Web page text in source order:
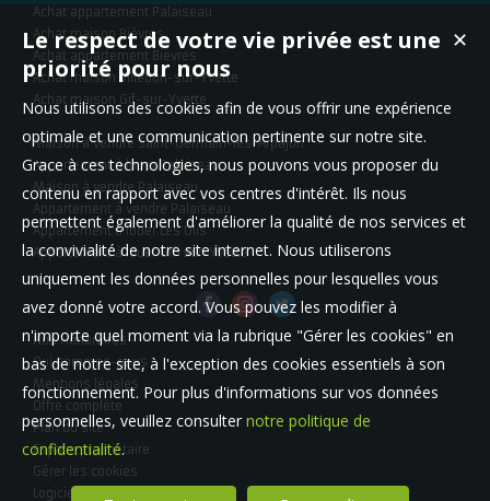
un…
J'ai croisé la route de la chaleureuse équipe Logis
dans le cadre d'une acquisition coup de cœur.
Fanny Jambon
Je recommande particulièrement l'équipe de
notamment Emmanuelle De Santi, l'agent à qui j'ai
Mathieu Planquais
Nous avons été très bien accompagnés tout le
achat coup de cœur par cette agence. Mme De Santi
Achat appartement Palaiseau
Achat maison Bièvres
Achat appartement Bièvres
Achat maison Villebon-sur-Yvette
Achat maison Gif-sur-Yvette
Maison à vendre Saint-Germain-lès-Arpajon
Appartement à louer Palaiseau
Maison à vendre Palaiseau
Appartement à vendre Palaiseau
Appartement à louer Les Ulis
Appartement à louer Gif-sur-Yvette
Nos Honoraires
Qui sommes-nous
Mentions légales
Offre complète
Plan du site
Espace propriétaire
Gérer les cookies
Logiciel de transaction
✕
Le respect de votre vie privée est une
priorité pour nous
Nous utilisons des cookies afin de vous offrir une expérience
optimale et une communication pertinente sur notre site.
Grace à ces technologies, nous pouvons vous proposer du
contenu en rapport avec vos centres d'intérêt. Ils nous
permettent également d'améliorer la qualité de nos services et
la convivialité de notre site internet. Nous utiliserons
uniquement les données personnelles pour lesquelles vous
avez donné votre accord. Vous pouvez les modifier à
n'importe quel moment via la rubrique "Gérer les cookies" en
bas de notre site, à l'exception des cookies essentiels à son
fonctionnement. Pour plus d'informations sur vos données
personnelles, veuillez consulter notre politique de
confidentialité.